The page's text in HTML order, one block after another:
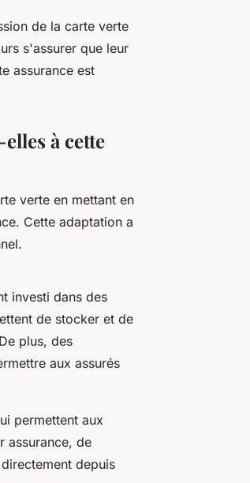
de la carte verte
s'assurer que leur
assurance est
à cette
verte en mettant en
Cette adaptation a
investi dans des
de stocker et de
plus, des
aux assurés
permettent aux
assurance, de
depuis